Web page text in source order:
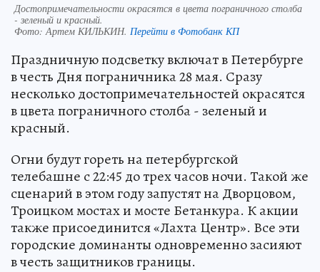
Достопримечательности окрасятся в цвета пограничного столба
- зеленый и красный.
Фото: Артем КИЛЬКИН. Перейти в Фотобанк КП
Праздничную подсветку включат в Петербурге
в честь Дня пограничника 28 мая. Сразу
несколько достопримечательностей окрасятся
в цвета пограничного столба - зеленый и
красный.
Огни будут гореть на петербургской
телебашне с 22:45 до трех часов ночи. Такой же
сценарий в этом году запустят на Дворцовом,
Троицком мостах и мосте Бетанкура. К акции
также присоединится «Лахта Центр». Все эти
городские доминанты одновременно засияют
в честь защитников границы.